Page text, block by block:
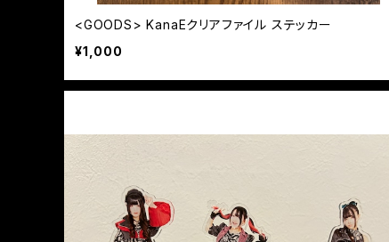
<GOODS> KanaEクリアファイル ステッカー
¥1,000